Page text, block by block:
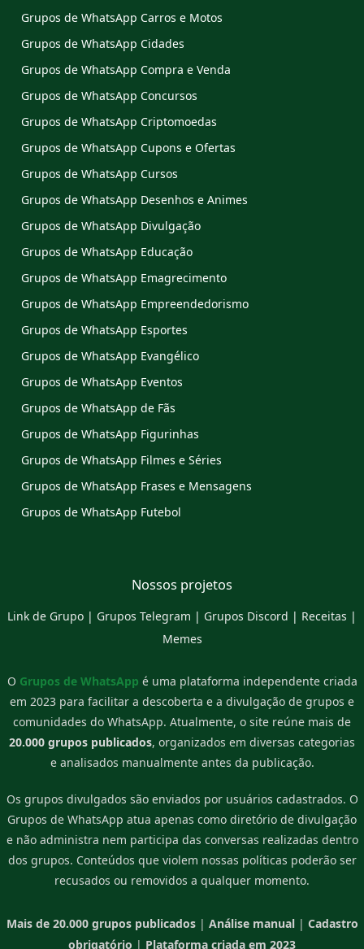
Grupos de WhatsApp Carros e Motos
Grupos de WhatsApp Cidades
Grupos de WhatsApp Compra e Venda
Grupos de WhatsApp Concursos
Grupos de WhatsApp Criptomoedas
Grupos de WhatsApp Cupons e Ofertas
Grupos de WhatsApp Cursos
Grupos de WhatsApp Desenhos e Animes
Grupos de WhatsApp Divulgação
Grupos de WhatsApp Educação
Grupos de WhatsApp Emagrecimento
Grupos de WhatsApp Empreendedorismo
Grupos de WhatsApp Esportes
Grupos de WhatsApp Evangélico
Grupos de WhatsApp Eventos
Grupos de WhatsApp de Fãs
Grupos de WhatsApp Figurinhas
Grupos de WhatsApp Filmes e Séries
Grupos de WhatsApp Frases e Mensagens
Grupos de WhatsApp Futebol
Nossos projetos
Link de Grupo | Grupos Telegram | Grupos Discord | Receitas |
Memes
O Grupos de WhatsApp é uma plataforma independente criada
em 2023 para facilitar a descoberta e a divulgação de grupos e
comunidades do WhatsApp. Atualmente, o site reúne mais de
20.000 grupos publicados, organizados em diversas categorias
e analisados manualmente antes da publicação.
Os grupos divulgados são enviados por usuários cadastrados. O
Grupos de WhatsApp atua apenas como diretório de divulgação
e não administra nem participa das conversas realizadas dentro
dos grupos. Conteúdos que violem nossas políticas poderão ser
recusados ou removidos a qualquer momento.
Mais de 20.000 grupos publicados| Análise manual| Cadastro
obrigatório | Plataforma criada em 2023